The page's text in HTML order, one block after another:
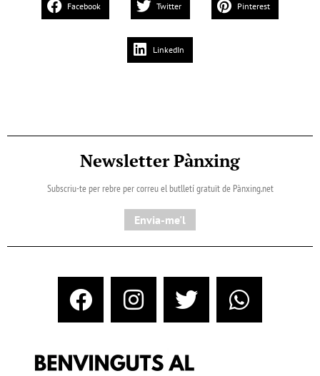
Facebook Twitter Pinterest
LinkedIn
Newsletter Pànxing
Subscriu-te per rebre per correu el butlletí gratuït de Pànxing.net​
Envia-me'l